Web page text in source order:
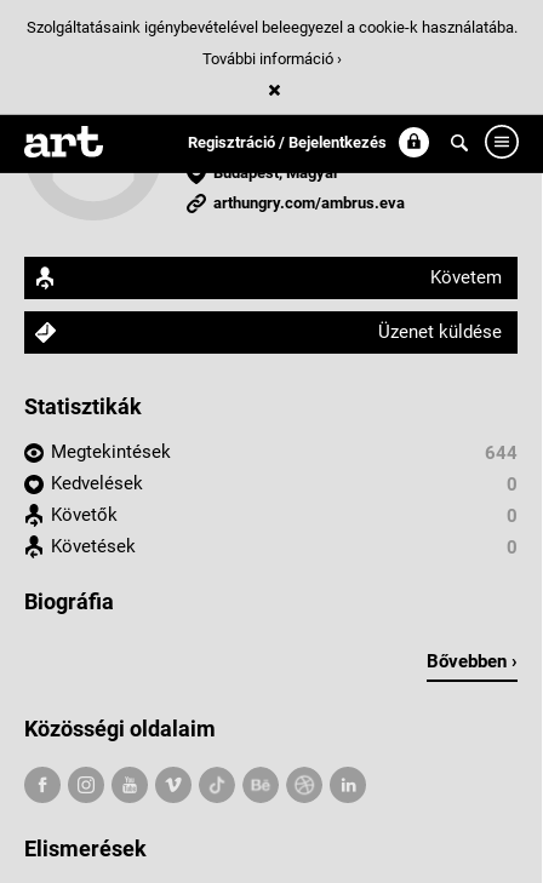
Regisztráció / Bejelentkezés
ambrus éva
figurális expresszív
Budapest, Magyar
arthungry.com/ambrus.eva
Követem
Üzenet küldése
Statisztikák
Megtekintések
644
Kedvelések
0
Követők
0
Követések
0
Biográfia
Bővebben ›
Közösségi oldalaim
Elismerések
Szolgáltatásaink igénybevételével beleegyezel a cookie-k használatába.
További információ ›